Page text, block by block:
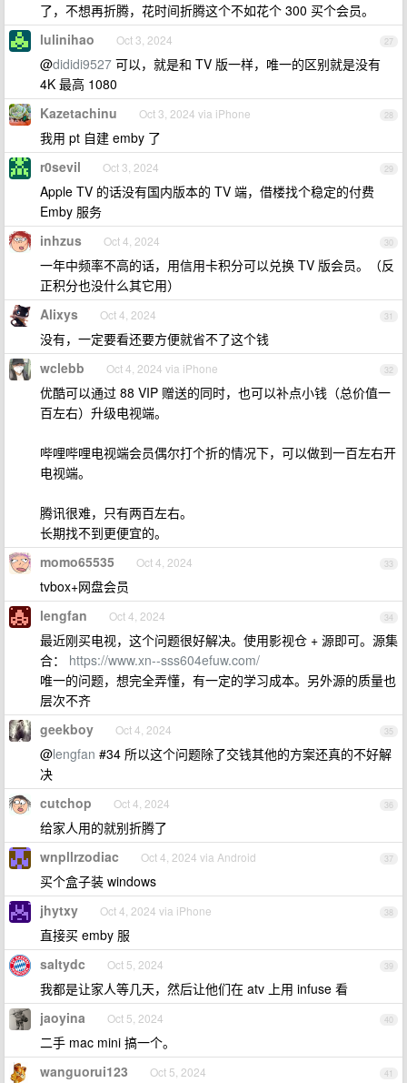
了，不想再折腾，花时间折腾这个不如花个 300 买个会员。
27
lulinihao Oct 3, 2024
@dididi9527 可以，就是和 TV 版一样，唯一的区别就是没有
4K 最高 1080
28
Kazetachinu Oct 3, 2024 via iPhone
我用 pt 自建 emby 了
29
r0sevil Oct 3, 2024
Apple TV 的话没有国内版本的 TV 端，借楼找个稳定的付费
Emby 服务
30
inhzus Oct 4, 2024
一年中频率不高的话，用信用卡积分可以兑换 TV 版会员。（反
正积分也没什么其它用）
31
Alixys Oct 4, 2024
没有，一定要看还要方便就省不了这个钱
32
wclebb Oct 4, 2024 via iPhone
优酷可以通过 88 VIP 赠送的同时，也可以补点小钱（总价值一
百左右）升级电视端。
哔哩哔哩电视端会员偶尔打个折的情况下，可以做到一百左右开
电视端。
腾讯很难，只有两百左右。
长期找不到更便宜的。
33
momo65535 Oct 4, 2024
tvbox+网盘会员
34
lengfan Oct 4, 2024
最近刚买电视，这个问题很好解决。使用影视仓 + 源即可。源集
合： https://www.xn--sss604efuw.com/
唯一的问题，想完全弄懂，有一定的学习成本。另外源的质量也
层次不齐
35
geekboy Oct 4, 2024
@lengfan #34 所以这个问题除了交钱其他的方案还真的不好解
决
36
cutchop Oct 4, 2024
给家人用的就别折腾了
37
wnpllrzodiac Oct 4, 2024 via Android
买个盒子装 windows
38
jhytxy Oct 4, 2024 via iPhone
直接买 emby 服
39
saltydc Oct 5, 2024
我都是让家人等几天，然后让他们在 atv 上用 infuse 看
40
jaoyina Oct 5, 2024
二手 mac mini 搞一个。
41
wanguorui123 Oct 5, 2024